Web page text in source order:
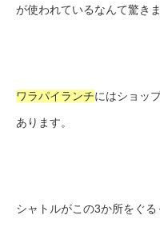
が使われているなんて驚きま
ワラパイランチにはショッ
あります。
シャトルがこの3か所をぐる